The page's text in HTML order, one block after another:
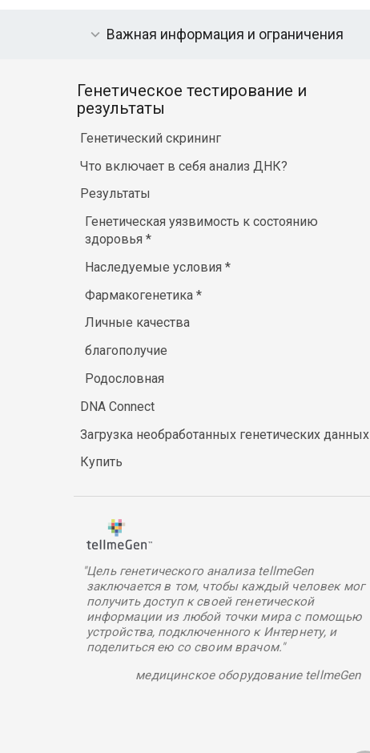
Важная информация и ограничения
Генетическое тестирование и
результаты
Генетический скрининг
Что включает в себя анализ ДНК?
Результаты
Генетическая уязвимость к состоянию
здоровья *
Наследуемые условия *
Фармакогенетика *
Личные качества
благополучие
Родословная
DNA Connect
Загрузка необработанных генетических данных
Купить
"Цель генетического анализа tellmeGen
заключается в том, чтобы каждый человек мог
получить доступ к своей генетической
информации из любой точки мира с помощью
устройства, подключенного к Интернету, и
поделиться ею со своим врачом."
медицинское оборудование tellmeGen